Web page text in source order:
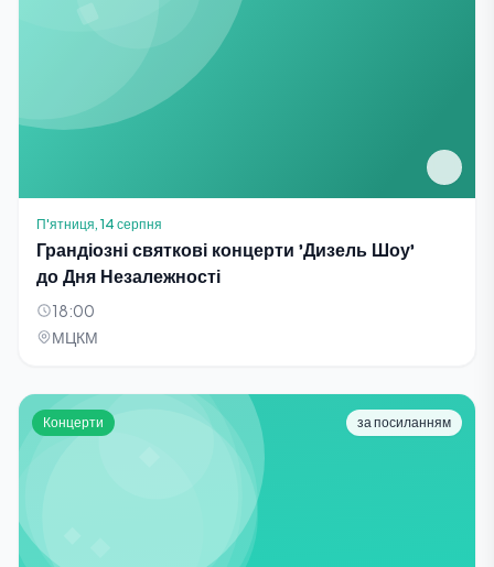
П'ятниця, 14 серпня
Грандіозні святкові концерти 'Дизель Шоу'
до Дня Незалежності
18:00
МЦКМ
Концерти за посиланням